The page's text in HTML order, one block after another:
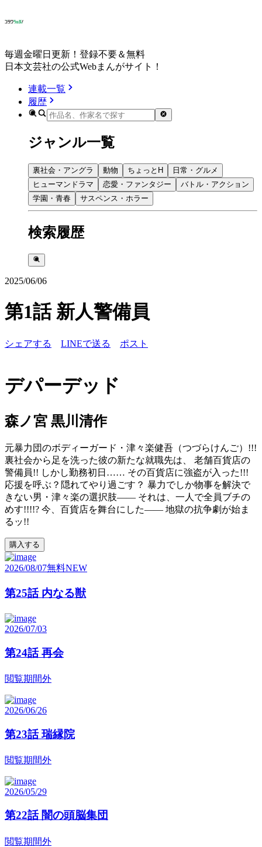
毎週金曜日更新！登録不要＆無料
日本文芸社の公式Webまんがサイト！
連載一覧
履歴
ジャンル一覧
裏社会・アングラ 動物 ちょっとH
日常・グルメ
ヒューマンドラマ
恋愛・ファンタジー
バトル・アクション
学園・青春
サスペンス・ホラー
検索履歴
2025/06/06
第1話 新人警備員
シェアする LINEで送る ポスト
デパーデッド
森ノ宮 黒川清作
元暴力団のボディーガード・津々楽健吾（つづらけんご）!!!
裏社会から足を洗った彼の新たな就職先は、 老舗百貨店の
警備員!! しかし勤務初日…… その百貨店に強盗が入った!!!
応援を呼ぶ？隠れてやり過ごす？ 暴力でしか物事を解決で
きない男・津々楽の選択肢―― それは、一人で全員ブチの
めす!!!!? 今、百貨店を舞台にした―― 地獄の抗争劇が始ま
るッ!!
購入する
2026/08/07無料NEW
第25話 内なる獣
2026/07/03
第24話 再会
閲覧期間外
2026/06/26
第23話 瑞縁院
閲覧期間外
2026/05/29
第22話 闇の頭脳集団
閲覧期間外